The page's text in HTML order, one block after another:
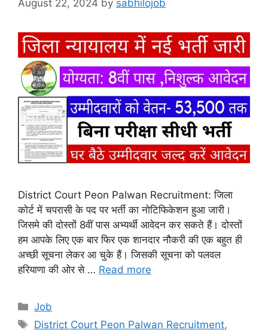
August 22, 2024 by sabhilojob
District Court Peon Palwan Recruitment: जिला
कोर्ट में चपरासी के पद पर भर्ती का नोटिफिकेशन हुआ जारी।
जिसमे की दोस्तों 8वीं पास अभ्यर्थी आवेदन कर सकते हैं। दोस्तों
हम आपके लिए एक बार फिर एक शानदार नौकरी की एक बहुत ही
अच्छी सूचना लेकर आ चुके हैं। जिसकी सूचना को पलवल
हरियाणा की ओर से … Read more
Categories
Job
Tags
District Court Peon Palwan Recruitment,